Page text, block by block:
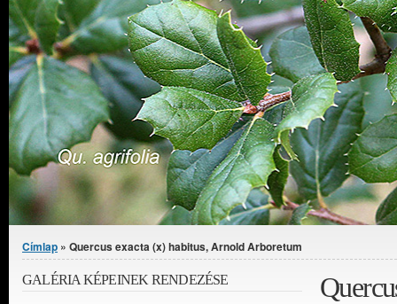
Jelenlegi hely
Címlap » Quercus exacta (x) habitus, Arnold Arboretum
GALÉRIA KÉPEINEK RENDEZÉSE